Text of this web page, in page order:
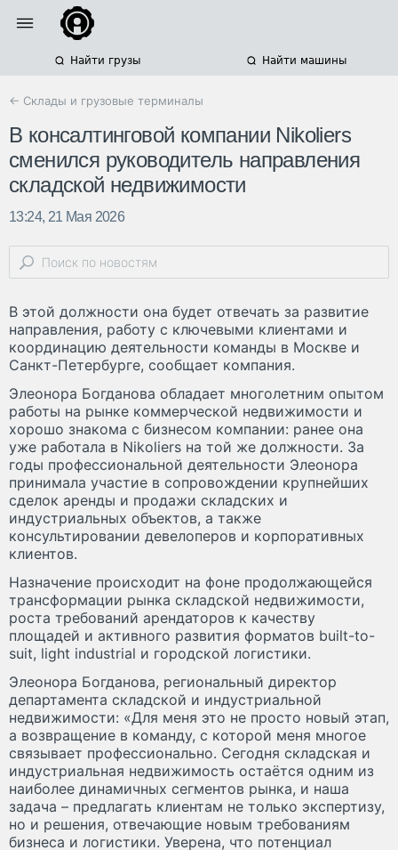
Найти грузы Найти машины
← Склады и грузовые терминалы
В консалтинговой компании Nikoliers
сменился руководитель направления
складской недвижимости
13:24, 21 Мая 2026
В этой должности она будет отвечать за развитие
направления, работу с ключевыми клиентами и
координацию деятельности команды в Москве и
Санкт-Петербурге, сообщает компания.
Элеонора Богданова обладает многолетним опытом
работы на рынке коммерческой недвижимости и
хорошо знакома с бизнесом компании: ранее она
уже работала в Nikoliers на той же должности. За
годы профессиональной деятельности Элеонора
принимала участие в сопровождении крупнейших
сделок аренды и продажи складских и
индустриальных объектов, а также
консультировании девелоперов и корпоративных
клиентов.
Назначение происходит на фоне продолжающейся
трансформации рынка складской недвижимости,
роста требований арендаторов к качеству
площадей и активного развития форматов built-to-
suit, light industrial и городской логистики.
Элеонора Богданова, региональный директор
департамента складской и индустриальной
недвижимости: «Для меня это не просто новый этап,
а возвращение в команду, с которой меня многое
связывает профессионально. Сегодня складская и
индустриальная недвижимость остаётся одним из
наиболее динамичных сегментов рынка, и наша
задача – предлагать клиентам не только экспертизу,
но и решения, отвечающие новым требованиям
бизнеса и логистики. Уверена, что потенциал